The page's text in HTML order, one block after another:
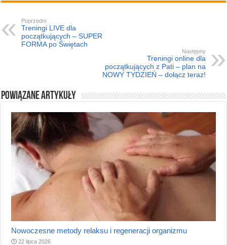
Poprzedni
Treningi LIVE dla
początkujących – SUPER
FORMA po Świętach
Następny
Treningi online dla
początkujących z Pati – plan na
NOWY TYDZIEŃ – dołącz teraz!
Powiązane artykuły
Nowoczesne metody relaksu i regeneracji organizmu
22 lipca 2026